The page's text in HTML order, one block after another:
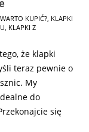
KUPIĆ? KLAPKI
KLAPKI Z
że klapki
teraz pewnie o
My
do
się